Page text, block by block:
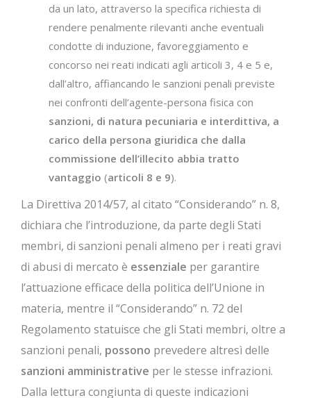
da un lato, attraverso la specifica richiesta di
rendere penalmente rilevanti anche eventuali
condotte di induzione, favoreggiamento e
concorso nei reati indicati agli articoli 3, 4 e 5 e,
dall’altro, affiancando le sanzioni penali previste
nei confronti dell’agente-persona fisica con
sanzioni, di natura pecuniaria e interdittiva, a
carico della persona giuridica che dalla
commissione dell’illecito abbia tratto
vantaggio (articoli 8 e 9).
La Direttiva 2014/57, al citato “Considerando” n. 8,
dichiara che l’introduzione, da parte degli Stati
membri, di sanzioni penali almeno per i reati gravi
di abusi di mercato è essenziale per garantire
l’attuazione efficace della politica dell’Unione in
materia, mentre il “Considerando” n. 72 del
Regolamento statuisce che gli Stati membri, oltre a
sanzioni penali, possono prevedere altresì delle
sanzioni amministrative per le stesse infrazioni.
Dalla lettura congiunta di queste indicazioni